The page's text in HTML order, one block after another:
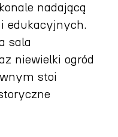
nadającą
edukacyjnych.
sala
niewielki ogród
stoi